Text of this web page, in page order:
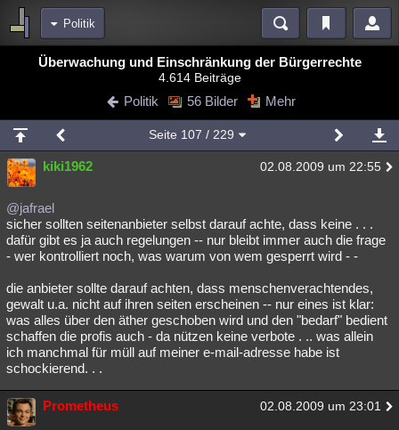
Politik
Bereiche
Blogs Videos
Chat Wiki Neuigkeiten
meine Rubriken
Menschen Mystery Kriminalfälle
Spiritualität
Natur Umfragen Unterhaltung
Philosophie Träume Orte Esoterik Literatur
Astronomie Helpdesk Gruppen Gaming Filme
Musik Clash
Übersichten
Besucht
Überwachung und Einschränkung der Bürgerrechte
4.614 Beiträge
Politik 56 Bilder Mehr
Seite 107 / 229
kiki1962 02.08.2009 um 22:55
@jafrael
sicher sollten seitenanbieter selbst darauf achte, dass keine . . .
dafür gibt es ja auch regelungen -- nur bleibt immer auch die frage
- wer kontrolliert noch, was warum von wem gesperrt wird - -
die anbieter sollte darauf achten, dass menschenverachtendes,
gewalt u.a. nicht auf ihren seiten erscheinen -- nur eines ist klar:
was alles über den äther geschoben wird und den "bedarf" bedient
schaffen die profis auch - da nützen keine verbote . .. was allein
ich manchmal für müll auf meiner e-mail-adresse habe ist
schockierend. . .
Prometheus 02.08.2009 um 23:01